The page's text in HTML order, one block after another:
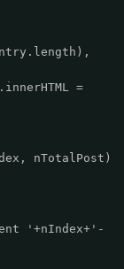
=
nTotalPost)
'+nIndex+'-